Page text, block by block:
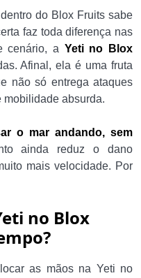
do Blox Fruits sabe
faz toda diferença nas
cenário, a Yeti no Blox
Afinal, ela é uma fruta
não só entrega ataques
mobilidade absurda.
o mar andando, sem
ainda reduz o dano
mais velocidade. Por
no Blox
as mãos na Yeti no